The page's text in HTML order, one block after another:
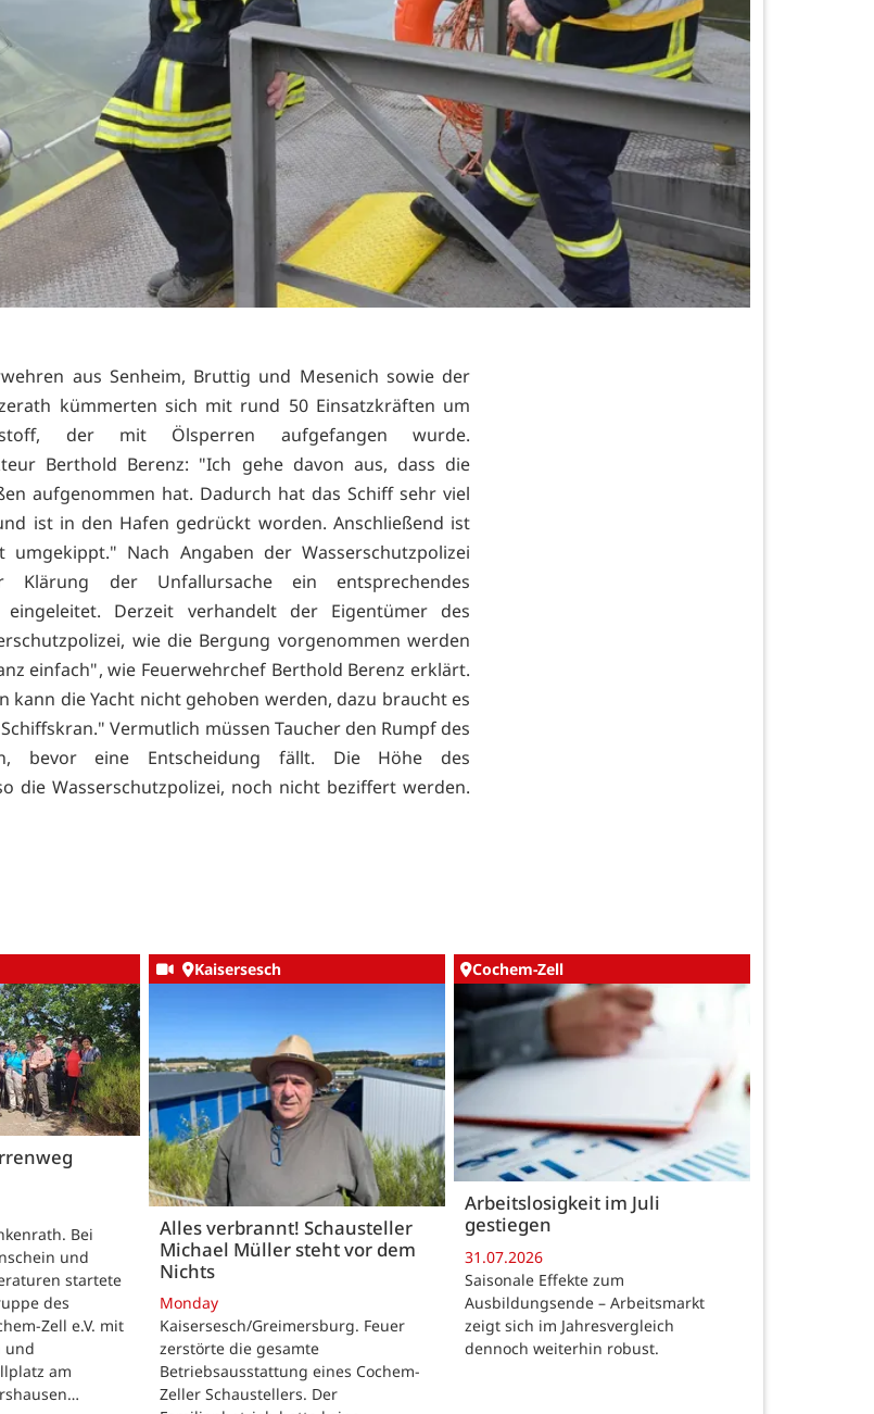
aus Senheim, Bruttig und Mesenich sowie der
kümmerten sich mit rund 50 Einsatzkräften um
der mit Ölsperren aufgefangen wurde.
Berthold Berenz: "Ich gehe davon aus, dass die
aufgenommen hat. Dadurch hat das Schiff sehr viel
ist in den Hafen gedrückt worden. Anschließend ist
Nach Angaben der Wasserschutzpolizei
Klärung der Unfallursache ein entsprechendes
eingeleitet. Derzeit verhandelt der Eigentümer des
wie die Bergung vorgenommen werden
einfach", wie Feuerwehrchef Berthold Berenz erklärt.
kann die Yacht nicht gehoben werden, dazu braucht es
Vermutlich müssen Taucher den Rumpf des
bevor eine Entscheidung fällt. Die Höhe des
die Wasserschutzpolizei, noch nicht beziffert werden.
Bei
und
startete
des
Zell e.V. mit
und
am
Kaisersesch
Alles verbrannt! Schausteller
Michael Müller steht vor dem
Nichts
Monday
Kaisersesch/Greimersburg. Feuer
zerstörte die gesamte
Betriebsausstattung eines Cochem-
Zeller Schaustellers. Der
Cochem-Zell
Arbeitslosigkeit im Juli
gestiegen
31.07.2026
Saisonale Effekte zum
Ausbildungsende – Arbeitsmarkt
zeigt sich im Jahresvergleich
dennoch weiterhin robust.